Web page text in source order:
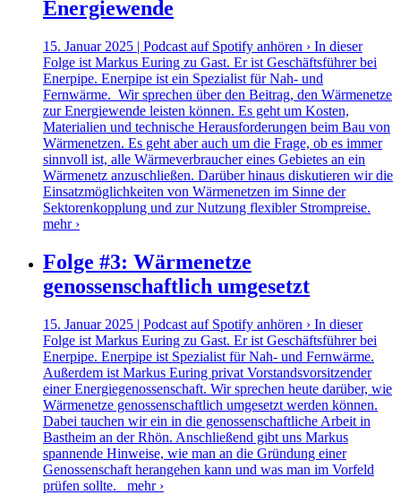
Energiewende
15. Januar 2025 | Podcast auf Spotify anhören › In dieser
Folge ist Markus Euring zu Gast. Er ist Geschäftsführer bei
Enerpipe. Enerpipe ist ein Spezialist für Nah- und
Fernwärme. Wir sprechen über den Beitrag, den Wärmenetze
zur Energiewende leisten können. Es geht um Kosten,
Materialien und technische Herausforderungen beim Bau von
Wärmenetzen. Es geht aber auch um die Frage, ob es immer
sinnvoll ist, alle Wärmeverbraucher eines Gebietes an ein
Wärmenetz anzuschließen. Darüber hinaus diskutieren wir die
Einsatzmöglichkeiten von Wärmenetzen im Sinne der
Sektorenkopplung und zur Nutzung flexibler Strompreise.
mehr ›
Folge #3: Wärmenetze
genossenschaftlich umgesetzt
15. Januar 2025 | Podcast auf Spotify anhören › In dieser
Folge ist Markus Euring zu Gast. Er ist Geschäftsführer bei
Enerpipe. Enerpipe ist Spezialist für Nah- und Fernwärme.
Außerdem ist Markus Euring privat Vorstandsvorsitzender
einer Energiegenossenschaft. Wir sprechen heute darüber, wie
Wärmenetze genossenschaftlich umgesetzt werden können.
Dabei tauchen wir ein in die genossenschaftliche Arbeit in
Bastheim an der Rhön. Anschließend gibt uns Markus
spannende Hinweise, wie man an die Gründung einer
Genossenschaft herangehen kann und was man im Vorfeld
prüfen sollte. mehr ›